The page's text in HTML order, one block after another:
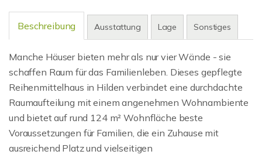
Beschreibung Ausstattung Lage Sonstiges
Manche Häuser bieten mehr als nur vier Wände - sie
schaffen Raum für das Familienleben. Dieses gepflegte
Reihenmittelhaus in Hilden verbindet eine durchdachte
Raumaufteilung mit einem angenehmen Wohnambiente
und bietet auf rund 124 m² Wohnfläche beste
Voraussetzungen für Familien, die ein Zuhause mit
ausreichend Platz und vielseitigen